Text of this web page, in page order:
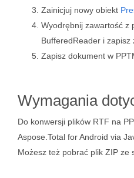
Zainicjuj nowy obiekt
Wyodrębnij zawartość z
BufferedReader i
Zapisz dokument w
Wymagania
Do konwersji plików RTF na
Aspose.Total for Android via
Możesz też pobrać plik ZIP ze